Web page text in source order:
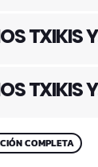
TXIKIS Y
TXIKIS Y
COMPLETA